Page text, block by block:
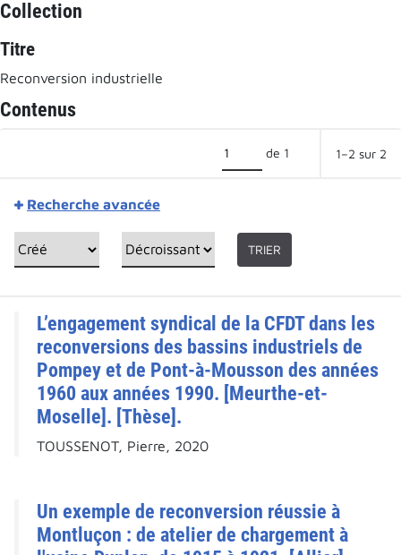
Collection
Titre
Reconversion industrielle
Contenus
de 1 1–2 sur 2
Recherche avancée
TRIER
L’engagement syndical de la CFDT dans les
reconversions des bassins industriels de
Pompey et de Pont-à-Mousson des années
1960 aux années 1990. [Meurthe-et-
Moselle]. [Thèse].
TOUSSENOT, Pierre, 2020
Un exemple de reconversion réussie à
Montluçon : de atelier de chargement à